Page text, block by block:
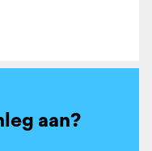
aan?